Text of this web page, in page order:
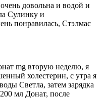
довольна и водой и
Сулинку и
понравилась, Стэлмас
mg вторую неделю, я
холестерин, с утра я
Светла, затем зарядка
мл Донат, после